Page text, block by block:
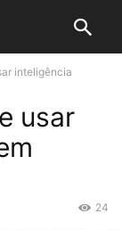
inteligência
usar
24